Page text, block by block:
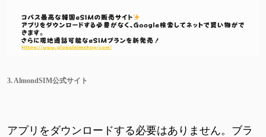
3. AlmondSIM公式サイト
アプリをダウンロードする必要はありません。ブラ